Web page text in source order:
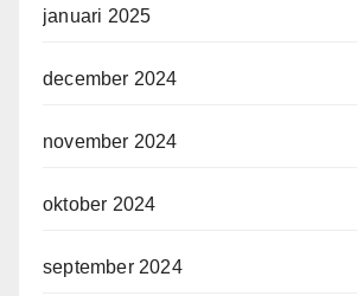
januari 2025
december 2024
november 2024
oktober 2024
september 2024